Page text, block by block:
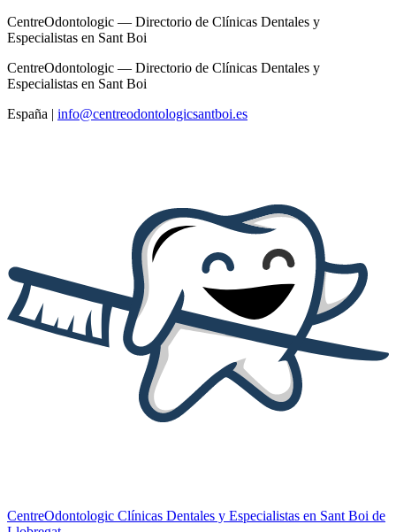
CentreOdontologic — Directorio de Clínicas Dentales y
Especialistas en Sant Boi
CentreOdontologic — Directorio de Clínicas Dentales y
Especialistas en Sant Boi
España | info@centreodontologicsantboi.es
CentreOdontologic Clínicas Dentales y Especialistas en Sant Boi de